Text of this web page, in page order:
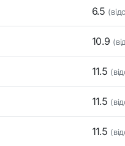
6.5
10.9
11.5
11.5
11.5